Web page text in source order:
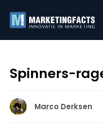
Spinners-
Marco Derksen